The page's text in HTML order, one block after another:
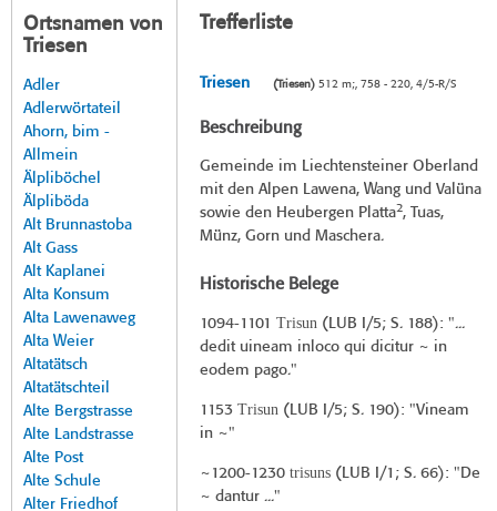
Ortsnamen von
Triesen
Adler
Adlerwörtateil
Ahorn, bim -
Allmein
Älpliböchel
Älpliböda
Alt Brunnastoba
Alt Gass
Alt Kaplanei
Alta Konsum
Alta Lawenaweg
Alta Weier
Altatätsch
Altatätschteil
Alte Bergstrasse
Alte Landstrasse
Alte Post
Alte Schule
Alter Friedhof
Trefferliste
Triesen (Triesen)512 m;, 758 - 220, 4/5-R/S
Beschreibung
Gemeinde im Liechtensteiner Oberland
mit den Alpen Lawena, Wang und Valüna
sowie den Heubergen Platta2, Tuas,
Münz, Gorn und Maschera.
Historische Belege
1094-1101 Trisun( LUB I/5; S. 188): "...
dedit uineam inloco qui dicitur ~ in
eodem pago."
1153 Trisun( LUB I/5; S. 190): "Vineam
in ~"
~1200-1230 trisuns( LUB I/1 ; S. 66): "De
~ dantur ..."